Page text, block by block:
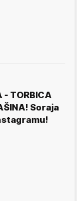
- TORBICA
Soraja